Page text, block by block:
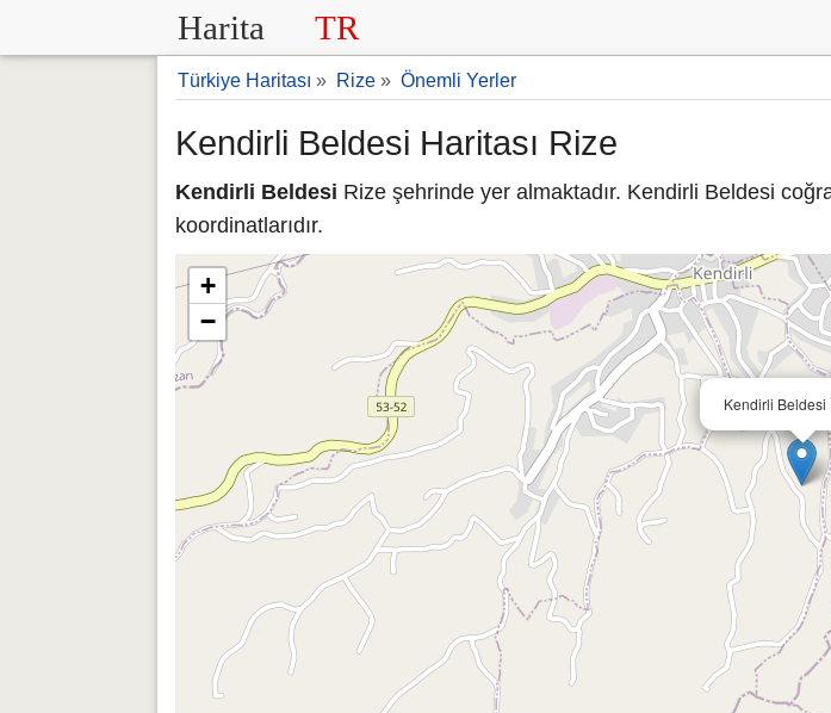
Harita TR
Türkiye Haritası » Rize » Önemli Yerler
Kendirli Beldesi Haritası Rize
Kendirli Beldesi Rize şehrinde yer almaktadır. Kendirli Beldesi
koordinatlarıdır.
Kendirli Beldesi
+
−